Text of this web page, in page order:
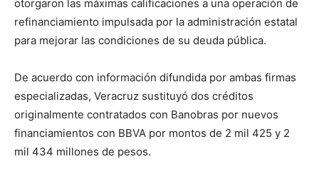
otorgaron las máximas calificaciones a una operación de
refinanciamiento impulsada por la administración estatal
para mejorar las condiciones de su deuda pública.
De acuerdo con información difundida por ambas firmas
especializadas, Veracruz sustituyó dos créditos
originalmente contratados con Banobras por nuevos
financiamientos con BBVA por montos de 2 mil 425 y 2
mil 434 millones de pesos.